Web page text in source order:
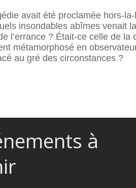
avait été proclamée hors-
insondables abîmes venait
l’errance ? Était-ce celle de
métamorphosé en
au gré des circonstances ?
à